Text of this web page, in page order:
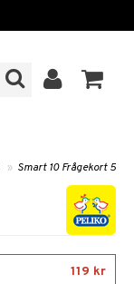
» Smart 10 Frågekort 5
119 kr